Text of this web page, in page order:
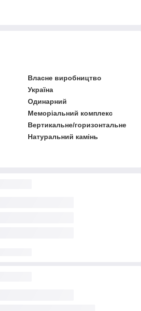
Власне виробництво
Україна
Одинарний
Меморіальний комплекс
Вертикальне/горизонтальне
Натуральний камінь